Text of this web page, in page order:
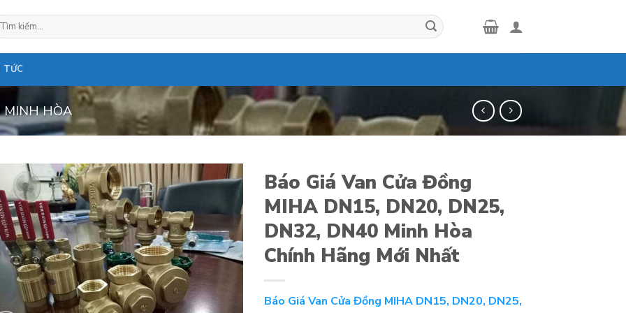
TỨC
MINH HÒA
Báo Giá Van Cửa Đồng
MIHA DN15, DN20, DN25,
DN32, DN40 Minh Hòa
Chính Hãng Mới Nhất
Báo Giá Van Cửa Đồng MIHA DN15, DN20, DN25,